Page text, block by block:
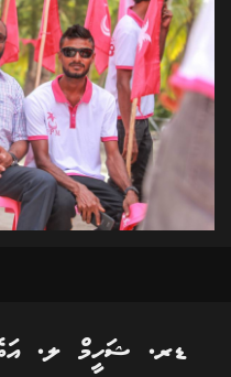
ޑރ. ޝަހީމް ލ.